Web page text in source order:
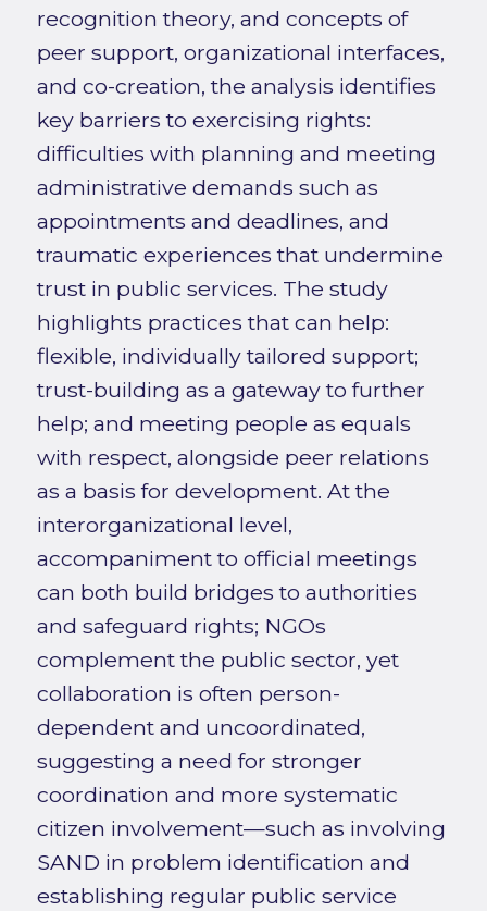
recognition theory, and concepts of
peer support, organizational interfaces,
and co-creation, the analysis identifies
key barriers to exercising rights:
difficulties with planning and meeting
administrative demands such as
appointments and deadlines, and
traumatic experiences that undermine
trust in public services. The study
highlights practices that can help:
flexible, individually tailored support;
trust-building as a gateway to further
help; and meeting people as equals
with respect, alongside peer relations
as a basis for development. At the
interorganizational level,
accompaniment to official meetings
can both build bridges to authorities
and safeguard rights; NGOs
complement the public sector, yet
collaboration is often person-
dependent and uncoordinated,
suggesting a need for stronger
coordination and more systematic
citizen involvement—such as involving
SAND in problem identification and
establishing regular public service